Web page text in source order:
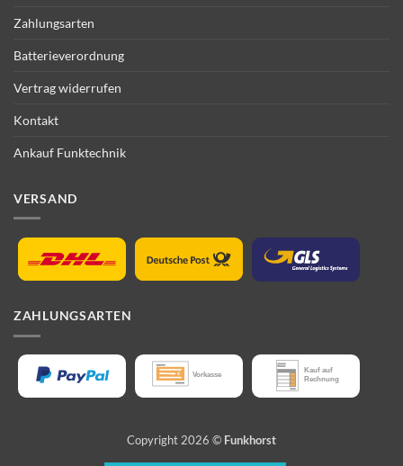
Zahlungsarten
Batterieverordnung
Vertrag widerrufen
Kontakt
Ankauf Funktechnik
VERSAND
ZAHLUNGSARTEN
Copyright 2026 © Funkhorst